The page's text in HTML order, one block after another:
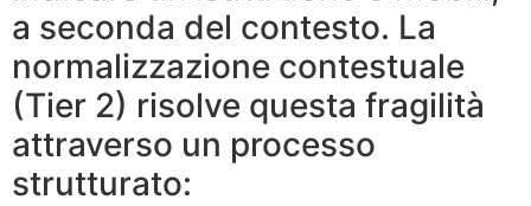
a seconda del contesto. La
normalizzazione contestuale
(Tier 2) risolve questa fragilità
attraverso un processo
strutturato: